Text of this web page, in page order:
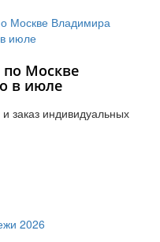
Москве
в июле
заказ индивидуальных